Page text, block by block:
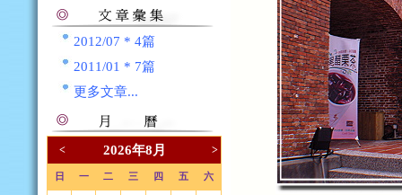
2012/07 * 4篇
2011/01 * 7篇
更多文章...
< 2026年8月 >
日 一 二 三 四 五 六